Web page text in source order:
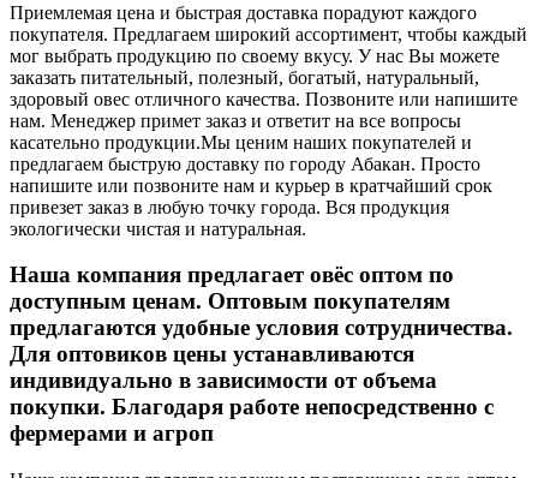
Приемлемая цена и быстрая доставка порадуют каждого
покупателя. Предлагаем широкий ассортимент, чтобы каждый
мог выбрать продукцию по своему вкусу. У нас Вы можете
заказать питательный, полезный, богатый, натуральный,
здоровый овес отличного качества. Позвоните или напишите
нам. Менеджер примет заказ и ответит на все вопросы
касательно продукции.Мы ценим наших покупателей и
предлагаем быструю доставку по городу Абакан. Просто
напишите или позвоните нам и курьер в кратчайший срок
привезет заказ в любую точку города. Вся продукция
экологически чистая и натуральная.
Наша компания предлагает овёс оптом по
доступным ценам. Оптовым покупателям
предлагаются удобные условия сотрудничества.
Для оптовиков цены устанавливаются
индивидуально в зависимости от объема
покупки. Благодаря работе непосредственно с
фермерами и агроп